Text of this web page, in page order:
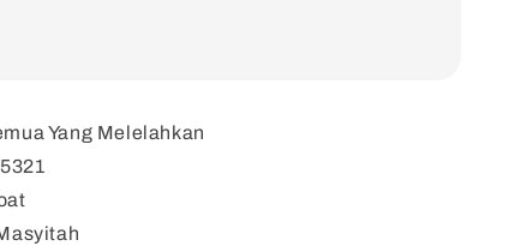
Yang Melelahkan